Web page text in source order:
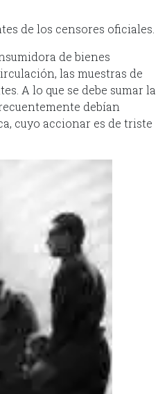
de los censores oficiales.
de bienes
las muestras de
A lo que se debe sumar la
debían
cuyo accionar es de triste